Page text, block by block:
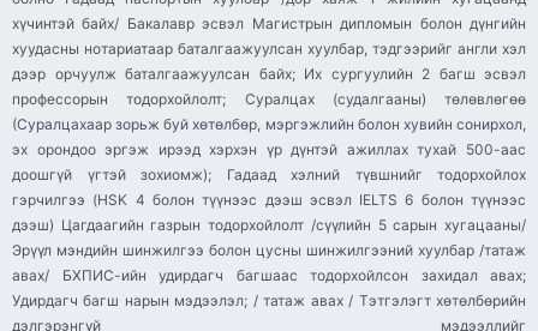
хүчинтэй байх/ Бакалавр эсвэл Магистрын дипломын болон дүнгийн
хуудасны нотариатаар баталгаажуулсан хуулбар, тэдгээрийг англи хэл
дээр орчуулж баталгаажуулсан байх; Их сургуулийн 2 багш эсвэл
профессорын тодорхойлолт; Суралцах (судалгааны) төлөвлөгөө
(Суралцахаар зорьж буй хөтөлбөр, мэргэжлийн болон хувийн сонирхол,
эх орондоо эргэж ирээд хэрхэн үр дүнтэй ажиллах тухай 500-аас
доошгүй үгтэй зохиомж); Гадаад хэлний түвшнийг тодорхойлох
гэрчилгээ (HSK 4 болон түүнээс дээш эсвэл IELTS 6 болон түүнээс
дээш) Цагдаагийн газрын тодорхойлолт /сүүлийн 5 сарын хугацааны/
Эрүүл мэндийн шинжилгээ болон цусны шинжилгээний хуулбар /татаж
авах/ БХПИС-ийн удирдагч багшаас тодорхойлсон захидал авах;
Удирдагч багш нарын мэдээлэл; / татаж авах / Тэтгэлэгт хөтөлбөрийн
дэлгэрэнгүй мэдээллийг